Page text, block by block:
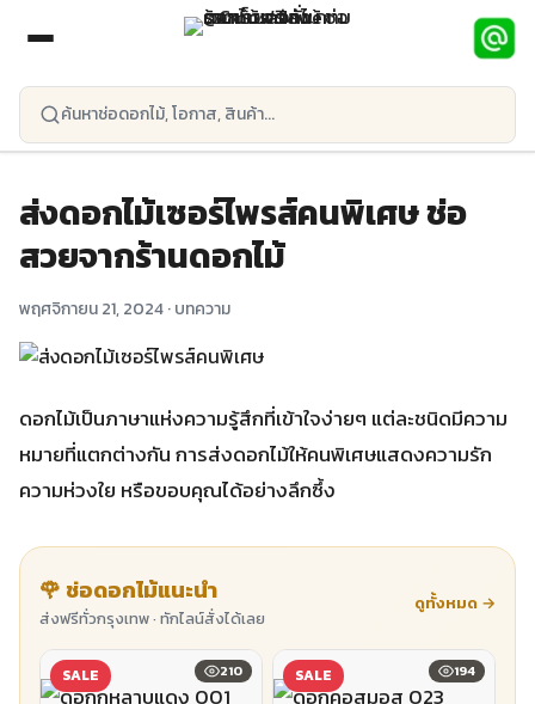
ส่งดอกไม้เซอร์ไพรส์คนพิเศษ ช่อ
สวยจากร้านดอกไม้
พฤศจิกายน 21, 2024 ·บทความ
ดอกไม้เป็นภาษาแห่งความรู้สึกที่เข้าใจง่ายๆ แต่ละชนิดมีความ
หมายที่แตกต่างกัน การส่งดอกไม้ให้คนพิเศษแสดงความรัก
ความห่วงใย หรือขอบคุณได้อย่างลึกซึ้ง
🌹 ช่อดอกไม้แนะนำ
ส่งฟรีทั่วกรุงเทพ · ทักไลน์สั่งได้เลย
ดูทั้งหมด →
SALE 210 SALE 194